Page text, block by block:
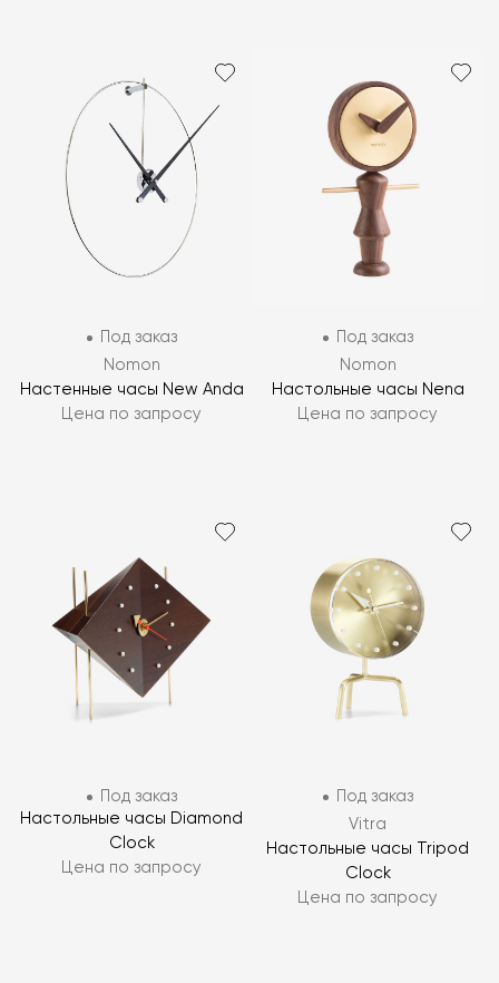
Под заказ
Nomon
Настенные часы New Anda
Цена по запросу
Под заказ
Nomon
Настольные часы Nena
Цена по запросу
Под заказ
Настольные часы Diamond
Clock
Цена по запросу
Под заказ
Vitra
Настольные часы Tripod
Clock
Цена по запросу